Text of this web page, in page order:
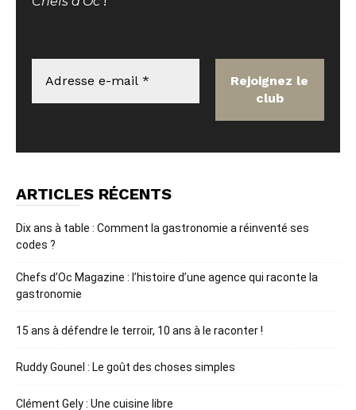
ARTICLES RÉCENTS
Dix ans à table : Comment la gastronomie a réinventé ses
codes ?
Chefs d’Oc Magazine : l’histoire d’une agence qui raconte la
gastronomie
15 ans à défendre le terroir, 10 ans à le raconter !
Ruddy Gounel : Le goût des choses simples
Clément Gely : Une cuisine libre